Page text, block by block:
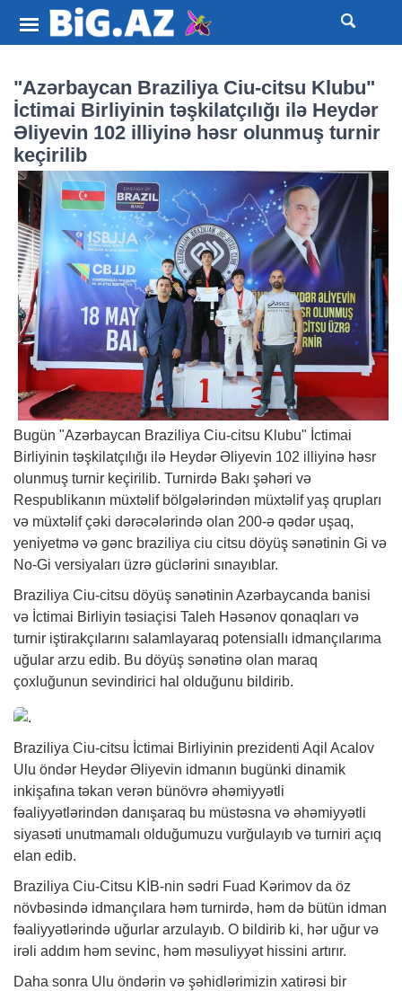
"Azərbaycan Braziliya Ciu-citsu Klubu"
İctimai Birliyinin təşkilatçılığı ilə Heydər
Əliyevin 102 illiyinə həsr olunmuş turnir
keçirilib
Bugün "Azərbaycan Braziliya Ciu-citsu Klubu" İctimai
Birliyinin təşkilatçılığı ilə Heydər Əliyevin 102 illiyinə həsr
olunmuş turnir keçirilib. Turnirdə Bakı şəhəri və
Respublikanın müxtəlif bölgələrindən müxtəlif yaş qrupları
və müxtəlif çəki dərəcələrində olan 200-ə qədər uşaq,
yeniyetmə və gənc braziliya ciu citsu döyüş sənətinin Gi və
No-Gi versiyaları üzrə güclərini sınayıblar.
Braziliya Ciu-citsu döyüş sənətinin Azərbaycanda banisi
və İctimai Birliyin təsiaçisi Taleh Həsənov qonaqları və
turnir iştirakçılarını salamlayaraq potensiallı idmançılarıma
uğular arzu edib. Bu döyüş sənətinə olan maraq
çoxluğunun sevindirici hal olduğunu bildirib.
Braziliya Ciu-citsu İctimai Birliyinin prezidenti Aqil Acalov
Ulu öndər Heydər Əliyevin idmanın bugünki dinamik
inkişafına təkan verən bünövrə əhəmiyyətli
fəaliyyətlərindən danışaraq bu müstəsna və əhəmiyyətli
siyasəti unutmamalı olduğumuzu vurğulayıb və turniri açıq
elan edib.
Braziliya Ciu-Citsu KİB-nin sədri Fuad Kərimov da öz
növbəsində idmançılara həm turnirdə, həm də bütün idman
fəaliyyətlərində uğurlar arzulayıb. O bildirib ki, hər uğur və
irəli addım həm sevinc, həm məsuliyyət hissini artırır.
Daha sonra Ulu öndərin və şəhidlərimizin xatirəsi bir